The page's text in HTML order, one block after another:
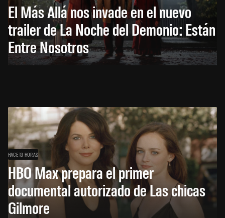
El Más Allá nos invade en el nuevo
trailer de La Noche del Demonio: Están
Entre Nosotros
HACE 13 HORAS
HBO Max prepara el primer
documental autorizado de Las chicas
Gilmore